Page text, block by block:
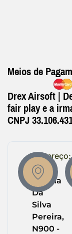
Meios de
Drex Airsoft |
fair play e a
CNPJ
Endereço:
R.
Helena
Da
Silva
Pereira,
N900 -